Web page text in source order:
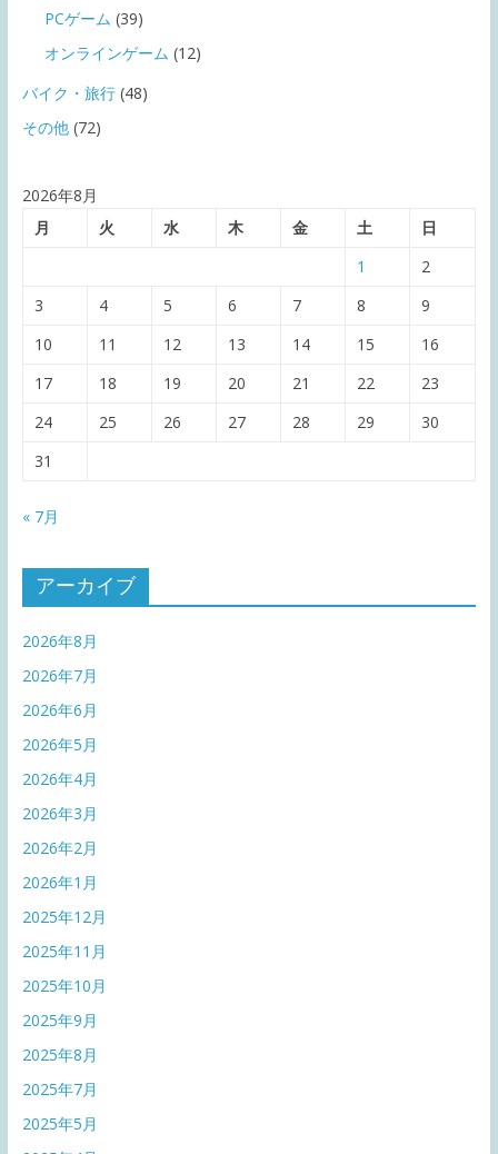
PCゲーム (39)
オンラインゲーム (12)
バイク・旅行(48)
その他(72)
2026年8月
月
火 水 木 金 土
日
1
2
3
4 5 6 7 8
9
10
11 12 13 14 15
16
17
18 19 20 21 22
23
24
25 26 27 28 29
30
31
« 7月
アーカイブ
2026年8月
2026年7月
2026年6月
2026年5月
2026年4月
2026年3月
2026年2月
2026年1月
2025年12月
2025年11月
2025年10月
2025年9月
2025年8月
2025年7月
2025年5月